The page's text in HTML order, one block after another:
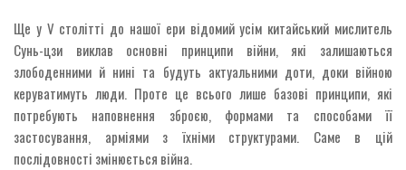
Ще у V столітті до нашої ери відомий усім китайський мислитель
Сунь-цзи виклав основні принципи війни, які залишаються
злободенними й нині та будуть актуальними доти, доки війною
керуватимуть люди. Проте це всього лише базові принципи, які
потребують наповнення зброєю, формами та способами її
застосування, арміями з їхніми структурами. Саме в цій
послідовності змінюється війна.